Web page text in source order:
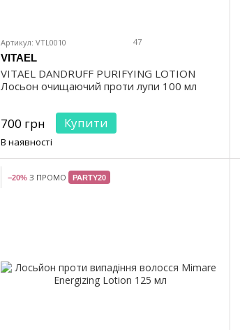
Артикул: VTL0010 47
VITAEL
VITAEL DANDRUFF PURIFYING LOTION
Лосьон очищаючий проти лупи 100 мл
700 грн Купити
В наявності
−20% З ПРОМО PARTY20